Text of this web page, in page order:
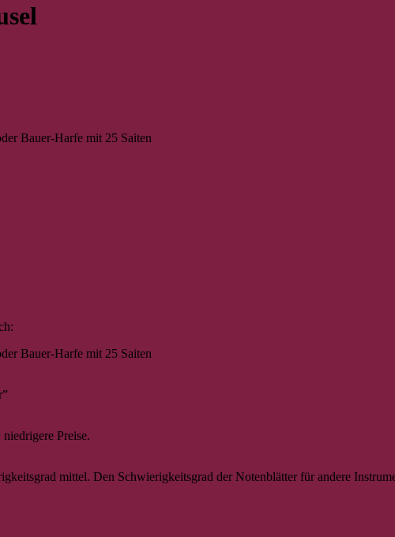
Bauer-Harfe mit 25 Saiten
Bauer-Harfe mit 25 Saiten
Preise.
mittel. Den Schwierigkeitsgrad der Notenblätter für andere